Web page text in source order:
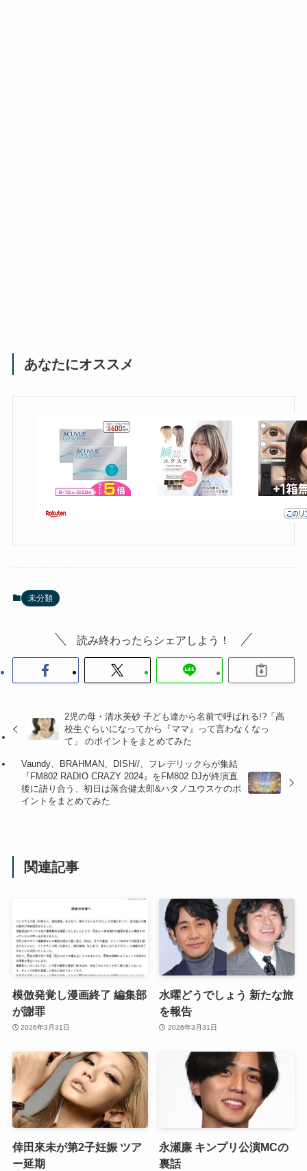
あなたにオススメ
未分類
読み終わったらシェアしよう！
2児の母・清水美砂 子ども達から名前で呼ばれる!?「高
校生ぐらいになってから『ママ』って言わなくなっ
て」 のポイントをまとめてみた
Vaundy、BRAHMAN、DISH//、フレデリックらが集結
『FM802 RADIO CRAZY 2024』をFM802 DJが終演直
後に語り合う、初日は落合健太郎&ハタノユウスケのポ
イントをまとめてみた
関連記事
模倣発覚し漫画終了 編集部
が謝罪
2026年3月31日
水曜どうでしょう 新たな旅
を報告
2026年3月31日
倖田來未が第2子妊娠 ツア
ー延期
永瀬廉 キンプリ公演MCの
裏話